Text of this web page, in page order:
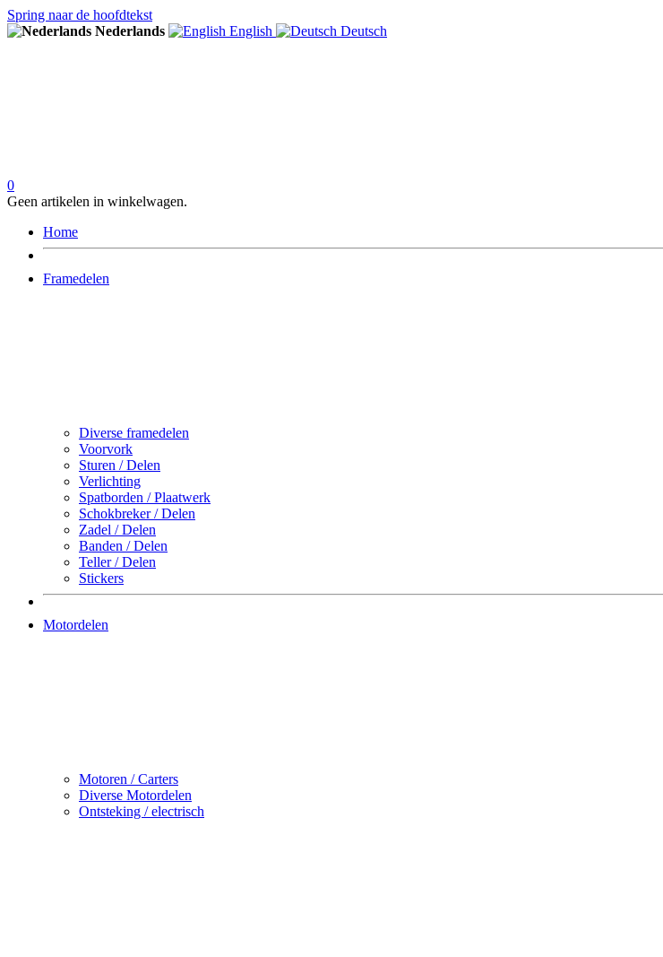
Spring naar de hoofdtekst
Nederlands
English Deutsch
0
Geen artikelen in winkelwagen.
Home
Framedelen
Diverse framedelen
Voorvork
Sturen / Delen
Verlichting
Spatborden / Plaatwerk
Schokbreker / Delen
Zadel / Delen
Banden / Delen
Teller / Delen
Stickers
Motordelen
Motoren / Carters
Diverse Motordelen
Ontsteking / electrisch